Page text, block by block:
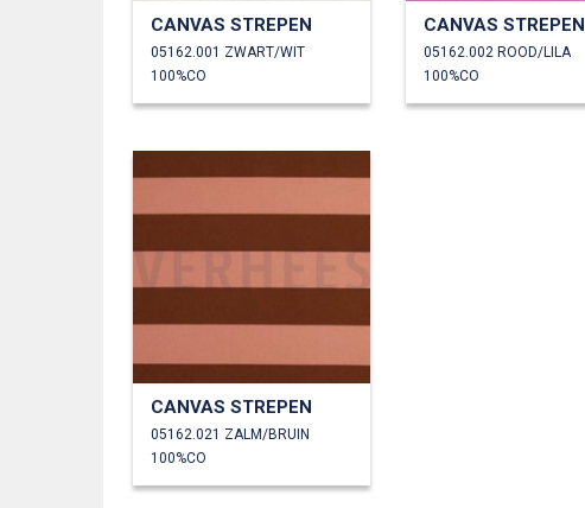
CANVAS STREPEN
05162.001 ZWART/WIT
100%CO
CANVAS STREPEN
05162.002 ROOD/LILA
100%CO
CANVAS STREPEN
05162.021 ZALM/BRUIN
100%CO